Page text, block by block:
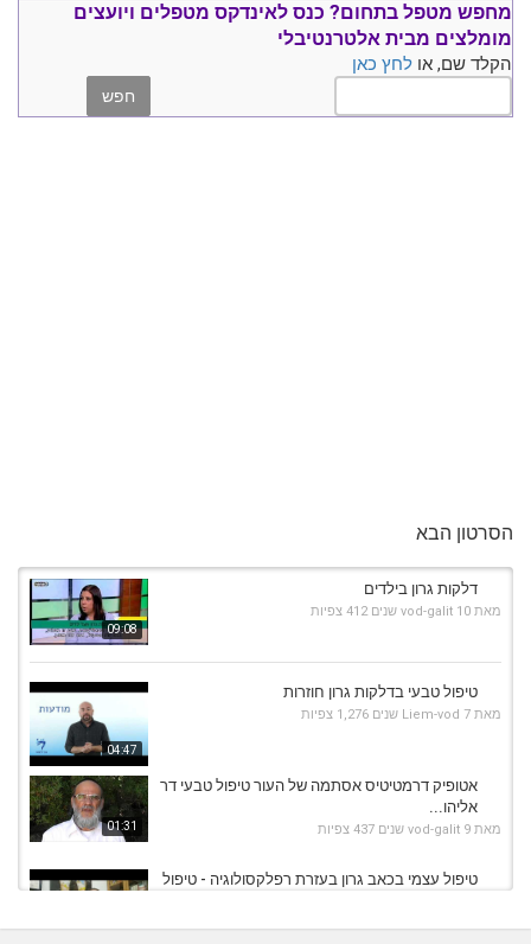
מחפש מטפל בתחום? כנס לאינדקס מטפלים ויועצים
מומלצים מבית אלטרנטיבלי
הקלד שם, או לחץ כאן
הסרטון הבא
09:08
דלקות גרון בילדים
מאת vod-galit 10 שנים 412 צפיות
04:47
טיפול טבעי בדלקות גרון חוזרות
מאת Liem-vod 7 שנים 1,276 צפיות
01:31
אטופיק דרמטיטיס אסתמה של העור טיפול טבעי דר
אליהו...
מאת vod-galit 9 שנים 437 צפיות
טיפול עצמי בכאב גרון בעזרת רפלקסולוגיה - טיפול